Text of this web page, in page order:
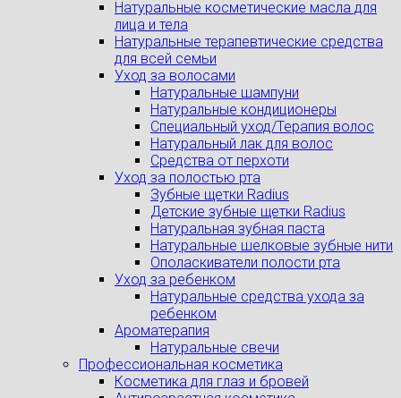
Натуральные косметические масла для
лица и тела
Натуральные терапевтические средства
для всей семьи
Уход за волосами
Натуральные шампуни
Натуральные кондиционеры
Специальный уход/Терапия волос
Натуральный лак для волос
Средства от перхоти
Уход за полостью рта
Зубные щетки Radius
Детские зубные щетки Radius
Натуральная зубная паста
Натуральные шелковые зубные нити
Ополаскиватели полости рта
Уход за ребенком
Натуральные средства ухода за
ребенком
Ароматерапия
Натуральные свечи
Профессиональная косметика
Косметика для глаз и бровей